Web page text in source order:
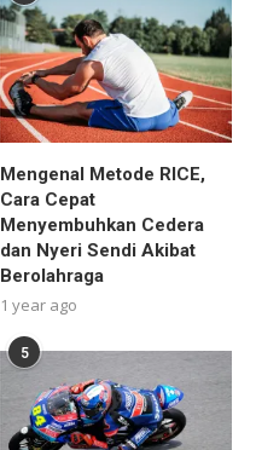
Mengenal Metode RICE,
Cara Cepat
Menyembuhkan Cedera
dan Nyeri Sendi Akibat
Berolahraga
1 year ago
5